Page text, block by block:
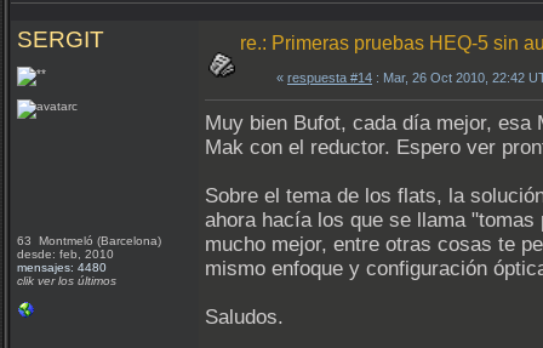
SERGIT
63 Montmeló (Barcelona)
desde: feb, 2010
mensajes: 4480
clik ver los últimos
re.: Primeras pruebas HEQ-5 sin
« respuesta #14 : Mar, 26 Oct 2010, 22:42
Muy bien Bufot, cada día mejor, esa
Mak con el reductor. Espero ver
Sobre el tema de los flats, la
ahora hacía los que se llama
mucho mejor, entre otras cosas te
mismo enfoque y configuración
Saludos.